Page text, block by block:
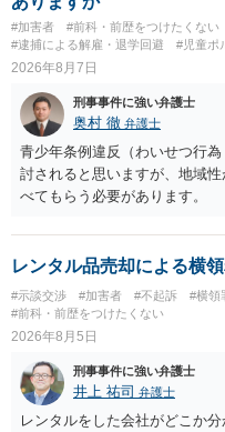
#加害者 #前科・前歴をつけたくない
#逮捕による解雇・退学回避
#児童ポ
2026年8月7日
刑事事件に強い弁護士
奥村 徹 弁護士
青少年条例違反（わいせつ行
討されると思いますが、地域
べてもらう必要があります。
レンタル品売却による横
#示談交渉 #加害者 #不起訴 #横領
#前科・前歴をつけたくない
2026年8月5日
刑事事件に強い弁護士
井上 祐司 弁護士
レンタルをした会社がどこか